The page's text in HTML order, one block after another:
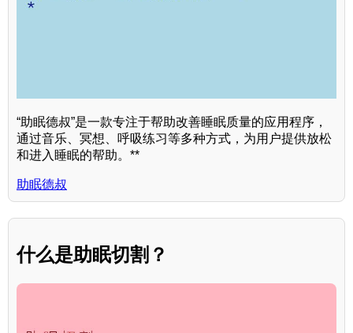
“助眠德叔”是一款专注于帮助改善睡眠质量的应用程序，
通过音乐、冥想、呼吸练习等多种方式，为用户提供放松
和进入睡眠的帮助。**
助眠德叔
什么是助眠切割？